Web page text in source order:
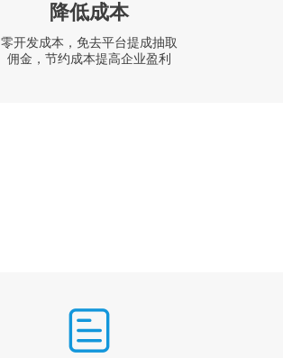
降低成本
零开发成本，免去平台提成抽取
佣金，节约成本提高企业盈利